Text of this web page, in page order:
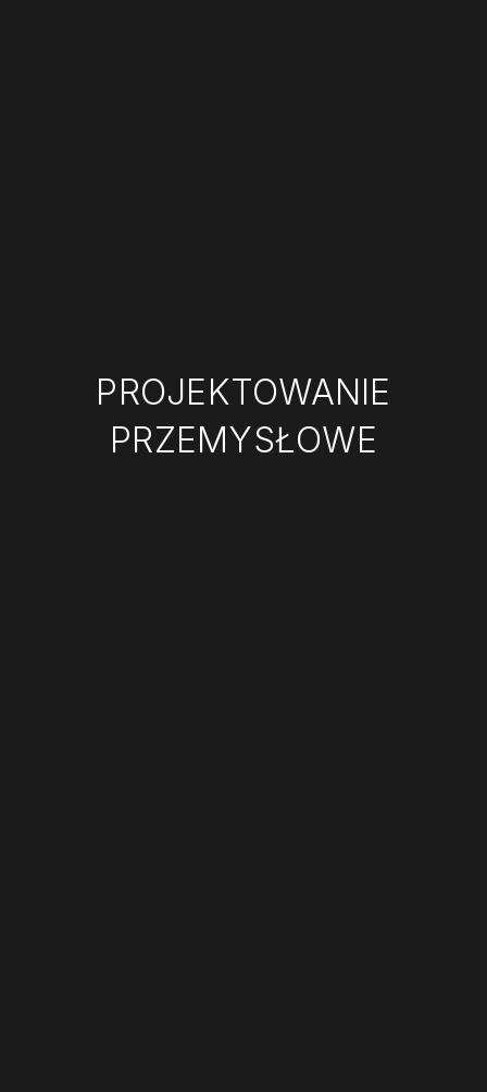
PROJEKTOWANIE
PRZEMYSŁOWE